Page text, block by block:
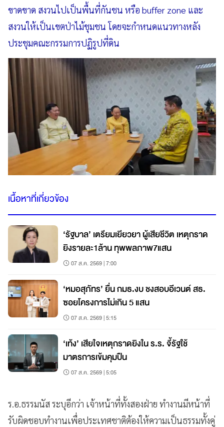
ขาดขาด สงวนไปเป็นพื้นที่กันชน หรือ buffer zone และ
สงวนให้เป็นเขตป่าไม้ชุมชน โดยจะกำหนดแนวทางหลัง
ประชุมคณะกรรมการปฏิรูปที่ดิน
เนื้อหาที่เกี่ยวข้อง
‘รัฐบาล’ เตรียมเยียวยา ผู้เสียชีวิต เหตุกราด
ยิงรายละ1ล้าน ทุพพลภาพ7แสน
07 ส.ค. 2569 | 7:00
‘หมอสุภัทร’ ยื่น กมธ.งบ ชงสอบอีเวนต์ สธ.
ซอยโครงการไม่เกิน 5 แสน
07 ส.ค. 2569 | 5:15
‘เท้ง’ เสียใจเหตุกราดยิงใน ร.ร. จี้รัฐใช้
มาตรการเข้มคุมปืน
07 ส.ค. 2569 | 5:05
ร.อ.ธรรมนัส ระบุอีกว่า เจ้าหน้าที่ทั้งสองฝ่าย ทำงานมีหน้าที่
รับผิดชอบทำงานเพื่อประเทศชาติต้องให้ความเป็นธรรมทั้งคู่